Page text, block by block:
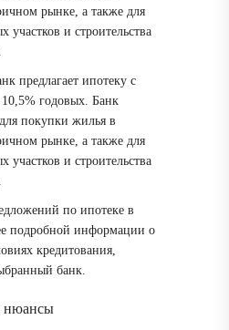
рынке, а также для
участков и строительства
предлагает ипотеку с
годовых. Банк
покупки жилья в
рынке, а также для
участков и строительства
по ипотеке в
подробной информации о
кредитования,
банк.
нюансы